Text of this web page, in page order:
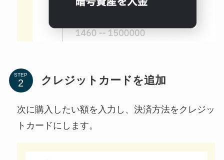
STEP クレジットカードを追加
次に購入したい額を入力し、決済方法をクレジッ
トカードにします。